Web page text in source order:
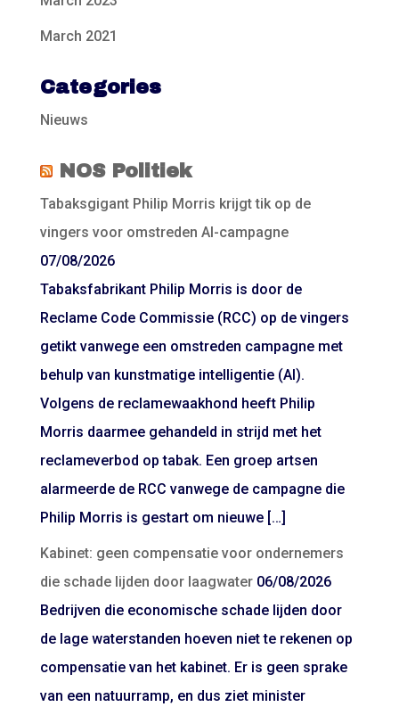
March 2021
Categories
Nieuws
NOS Politiek
Tabaksgigant Philip Morris krijgt tik op de
vingers voor omstreden AI-campagne
07/08/2026
Tabaksfabrikant Philip Morris is door de
Reclame Code Commissie (RCC) op de vingers
getikt vanwege een omstreden campagne met
behulp van kunstmatige intelligentie (AI).
Volgens de reclamewaakhond heeft Philip
Morris daarmee gehandeld in strijd met het
reclameverbod op tabak. Een groep artsen
alarmeerde de RCC vanwege de campagne die
Philip Morris is gestart om nieuwe […]
Kabinet: geen compensatie voor ondernemers
die schade lijden door laagwater 06/08/2026
Bedrijven die economische schade lijden door
de lage waterstanden hoeven niet te rekenen op
compensatie van het kabinet. Er is geen sprake
van een natuurramp, en dus ziet minister